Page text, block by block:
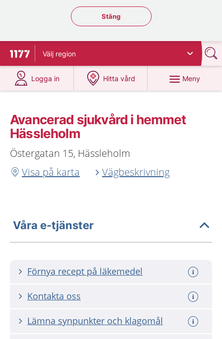
Stäng regionsväljaren
Stäng
Till startsidan för 1177
Välj region
Logga in
på 1177.se
Hitta vård
på 1177.se
Meny
Avancerad sjukvård i hemmet
Hässleholm
Östergatan 15, Hässleholm
Visa på karta
Vägbeskrivning
Våra e-tjänster
Förnya recept på läkemedel
Kontakta oss
Lämna synpunkter och klagomål